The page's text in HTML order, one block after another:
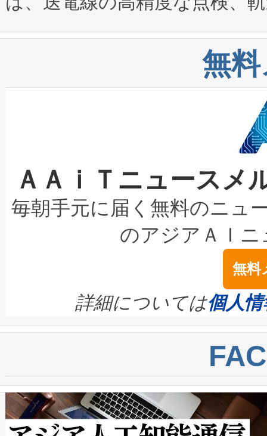
に関する技術移転および知的
構造化トレーニングカリキュ
上げおよび商用化段階におけ
設備整備および立ち上げ調整
加組織は、Enzeneのバイオ
選定された製品について、自
取得できる可能性もあります
設には、3億～4億ドルかか
最高経営責任者（CEO）であ
す。「当社のfully-connected
ームを利用すれば、6,000万
きます。この効率性は、フェ
安全性を追跡し、確保する事
増加しているデータセンター
る電力網に大きな負担をかけ
事業者の負担軽減という課題
系統連系を迅速にし、ピーク
限を超えて利用可能な電力容
持できるよう貢献します。こ
ービスレベル契約（SLA）違
テリー性能の劣化によるダウ
念は、現在データセンターが
ます。 Voltaiq provides a
quality and reliability for AI
BESS stack to ensure battery
centers. Voltaiqは、ai&のAI
からシステム統合、試運転、
クルの各段階のデータを監視
[…]
や穀物倉庫におけるバルク材
リューション「Avia 2」を発
したAvia 2は、1,000メート
狭視野のFOVを切り替えるこ
ケーブル、枝などの細かな対
なレーザースポットにより、
な環境下でも豊かなディテー
キロメートル範囲を検出
LiDAR for Inspections,
は1535 nmレーザーを搭載。
イズの小径化を実現すること
す。ノーマルモードでは、
ートル先まで検出でき、これ
トに対して約600メートルに
では、反射率10％のターゲッ
で向上し、最大検知距離は
ットだけで最大1キロメート
無
ＡＡｉＴニュース
毎朝手元に届く無料のニュ
のアジアＡＩ
無料
詳細については個人